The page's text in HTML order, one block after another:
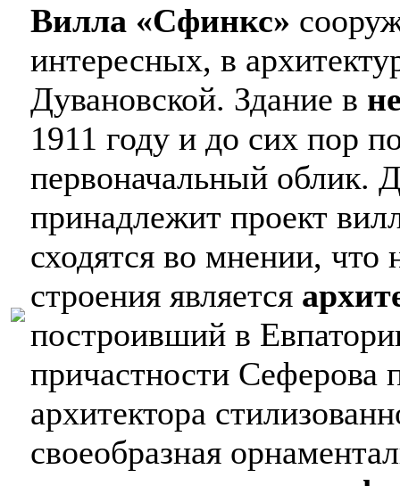
Вилла «Сфинкс»
интересных, в
Дувановской. Здание в
1911 году и до сих пор
первоначальный облик.
принадлежит проект
сходятся во мнении, что
строения является
построивший в
причастности Сеферова
архитектора
своеобразная